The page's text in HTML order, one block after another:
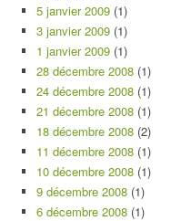
5 janvier 2009 (1)
3 janvier 2009 (1)
1 janvier 2009 (1)
28 décembre 2008 (1)
24 décembre 2008 (1)
21 décembre 2008 (1)
18 décembre 2008 (2)
11 décembre 2008 (1)
10 décembre 2008 (1)
9 décembre 2008 (1)
6 décembre 2008 (1)